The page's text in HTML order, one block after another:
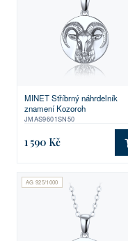
MINET Stříbrný náhrdelník
znamení Kozoroh
JMAS9601SN50
1 590 Kč
AG 925/1000